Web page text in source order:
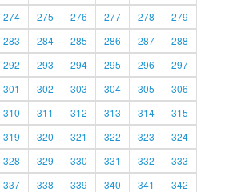
274 275 276 277 278
279
283 284 285 286 287
288
292 293 294 295 296
297
301 302 303 304 305
306
310 311 312 313 314
315
319 320 321 322 323
324
328 329 330 331 332
333
337 338 339 340 341 342